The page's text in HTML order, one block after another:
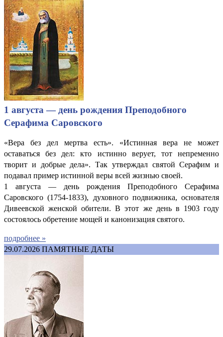
1 августа — день рождения Преподобного
Серафима Саровского
«Вера без дел мертва есть». «Истинная вера не может
оставаться без дел: кто истинно верует, тот непременно
творит и добрые дела». Так утверждал святой Серафим и
подавал пример истинной веры всей жизнью своей.
1 августа — день рождения Преподобного Серафима
Саровского (1754-1833), духовного подвижника, основателя
Дивеевской женской обители. В этот же день в 1903 году
состоялось обретение мощей и канонизация святого.
подробнее »
29.07.2026 ПАМЯТНЫЕ ДАТЫ